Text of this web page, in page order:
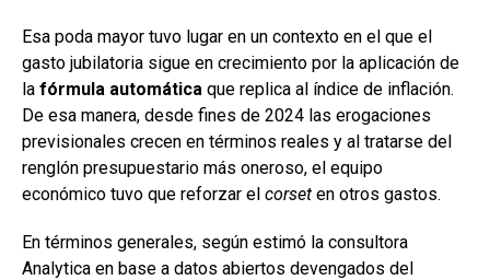
Esa poda mayor tuvo lugar en un contexto en el que el
gasto jubilatoria sigue en crecimiento por la aplicación de
la fórmula automática que replica al índice de inflación.
De esa manera, desde fines de 2024 las erogaciones
previsionales crecen en términos reales y al tratarse del
renglón presupuestario más oneroso, el equipo
económico tuvo que reforzar el corset en otros gastos.
En términos generales, según estimó la consultora
Analytica en base a datos abiertos devengados del